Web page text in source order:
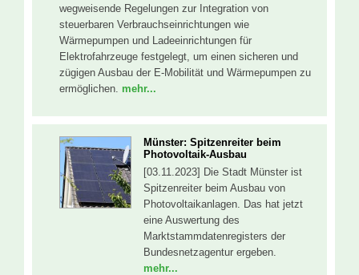
wegweisende Regelungen zur Integration von
steuerbaren Verbrauchseinrichtungen wie
Wärmepumpen und Ladeeinrichtungen für
Elektrofahrzeuge festgelegt, um einen sicheren und
zügigen Ausbau der E-Mobilität und Wärmepumpen zu
ermöglichen. mehr...
Münster: Spitzenreiter beim
Photovoltaik-Ausbau
[03.11.2023] Die Stadt Münster ist
Spitzenreiter beim Ausbau von
Photovoltaikanlagen. Das hat jetzt
eine Auswertung des
Marktstammdatenregisters der
Bundesnetzagentur ergeben.
mehr...